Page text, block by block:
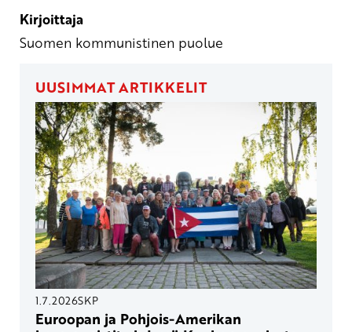
Kirjoittaja
Suomen kommunistinen puolue
UUSIMMAT ARTIKKELIT
1.7.2026SKP
Euroopan ja Pohjois-Amerikan